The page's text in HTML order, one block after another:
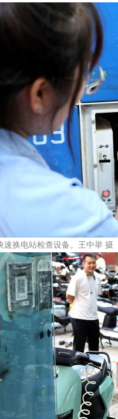
速换电站检查设备。王中举 摄